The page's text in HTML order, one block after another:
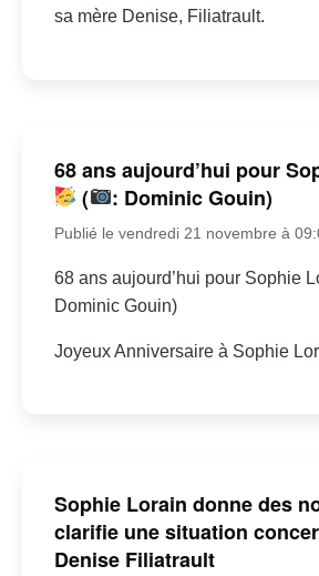
sa mère Denise, Filiatrault.
68 ans aujourd’hui pour
(
: Dominic Gouin)
Publié le vendredi 21 novembre à
68 ans aujourd’hui pour Sophie
Dominic Gouin)
Joyeux Anniversaire à Sophie
Sophie Lorain donne des
clarifie une situation
Denise Filiatrault